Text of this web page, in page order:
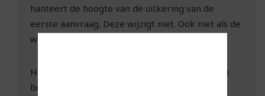
hanteert de hoogte van de uitkering van de
eerste aanvraag. Deze wijzigt niet. Ook niet als de
werknemer bij jou meer of minder loon krijgt.
Heeft de werknemer gebruikgemaakt van een
buitenlandse ouderschapsverlofregeling dan